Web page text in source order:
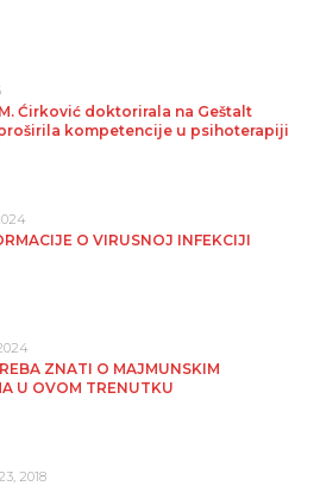
Ćirković doktorirala na Geštalt
kompetencije u psihoterapiji
O VIRUSNOJ INFEKCIJI
ZNATI O MAJMUNSKIM
U OVOM TRENUTKU
2018